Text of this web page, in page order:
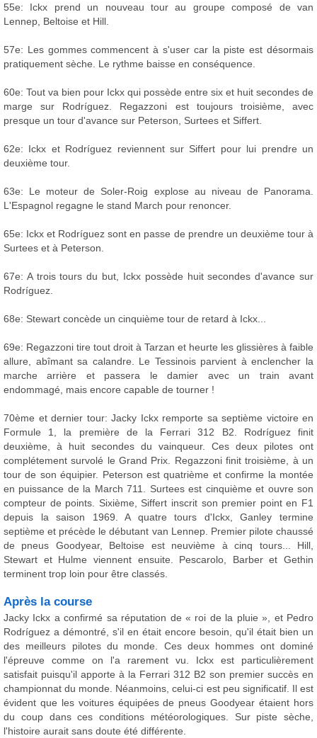
55e: Ickx prend un nouveau tour au groupe composé de van
Lennep, Beltoise et Hill.
57e: Les gommes commencent à s'user car la piste est désormais
pratiquement sèche. Le rythme baisse en conséquence.
60e: Tout va bien pour Ickx qui possède entre six et huit secondes de
marge sur Rodríguez. Regazzoni est toujours troisième, avec
presque un tour d'avance sur Peterson, Surtees et Siffert.
62e: Ickx et Rodríguez reviennent sur Siffert pour lui prendre un
deuxième tour.
63e: Le moteur de Soler-Roig explose au niveau de Panorama.
L'Espagnol regagne le stand March pour renoncer.
65e: Ickx et Rodríguez sont en passe de prendre un deuxième tour à
Surtees et à Peterson.
67e: A trois tours du but, Ickx possède huit secondes d'avance sur
Rodríguez.
68e: Stewart concède un cinquième tour de retard à Ickx...
69e: Regazzoni tire tout droit à Tarzan et heurte les glissières à faible
allure, abîmant sa calandre. Le Tessinois parvient à enclencher la
marche arrière et passera le damier avec un train avant
endommagé, mais encore capable de tourner !
70ème et dernier tour: Jacky Ickx remporte sa septième victoire en
Formule 1, la première de la Ferrari 312 B2. Rodríguez finit
deuxième, à huit secondes du vainqueur. Ces deux pilotes ont
complétement survolé le Grand Prix. Regazzoni finit troisième, à un
tour de son équipier. Peterson est quatrième et confirme la montée
en puissance de la March 711. Surtees est cinquième et ouvre son
compteur de points. Sixième, Siffert inscrit son premier point en F1
depuis la saison 1969. A quatre tours d'Ickx, Ganley termine
septième et précède le débutant van Lennep. Premier pilote chaussé
de pneus Goodyear, Beltoise est neuvième à cinq tours... Hill,
Stewart et Hulme viennent ensuite. Pescarolo, Barber et Gethin
terminent trop loin pour être classés.
Après la course
Jacky Ickx a confirmé sa réputation de « roi de la pluie », et Pedro
Rodríguez a démontré, s'il en était encore besoin, qu'il était bien un
des meilleurs pilotes du monde. Ces deux hommes ont dominé
l'épreuve comme on l'a rarement vu. Ickx est particulièrement
satisfait puisqu'il apporte à la Ferrari 312 B2 son premier succès en
championnat du monde. Néanmoins, celui-ci est peu significatif. Il est
évident que les voitures équipées de pneus Goodyear étaient hors
du coup dans ces conditions météorologiques. Sur piste sèche,
l'histoire aurait sans doute été différente.